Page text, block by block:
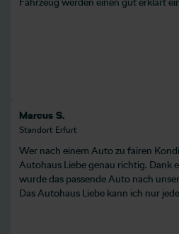
Marcus S.
Standort Erfurt
Wer nach einem Auto zu fairen
Autohaus Liebe genau richtig. Dank
wurde das passende Auto nach
Das Autohaus Liebe kann ich nur